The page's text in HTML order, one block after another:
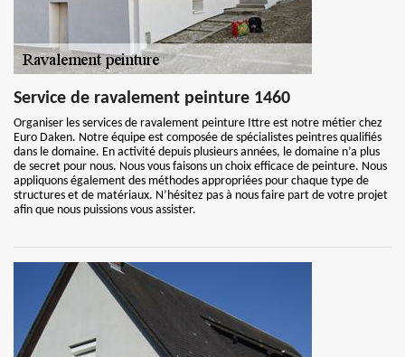
Service de ravalement peinture 1460
Organiser les services de ravalement peinture Ittre est notre métier chez
Euro Daken. Notre équipe est composée de spécialistes peintres qualifiés
dans le domaine. En activité depuis plusieurs années, le domaine n’a plus
de secret pour nous. Nous vous faisons un choix efficace de peinture. Nous
appliquons également des méthodes appropriées pour chaque type de
structures et de matériaux. N’hésitez pas à nous faire part de votre projet
afin que nous puissions vous assister.